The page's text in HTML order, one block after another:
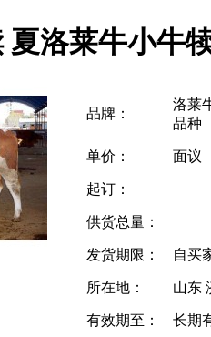
夏洛莱牛小牛
品牌：
洛莱
品种
单价： 面议
起订：
供货总量：
发货期限： 自买
所在地： 山东
有效期至： 长期